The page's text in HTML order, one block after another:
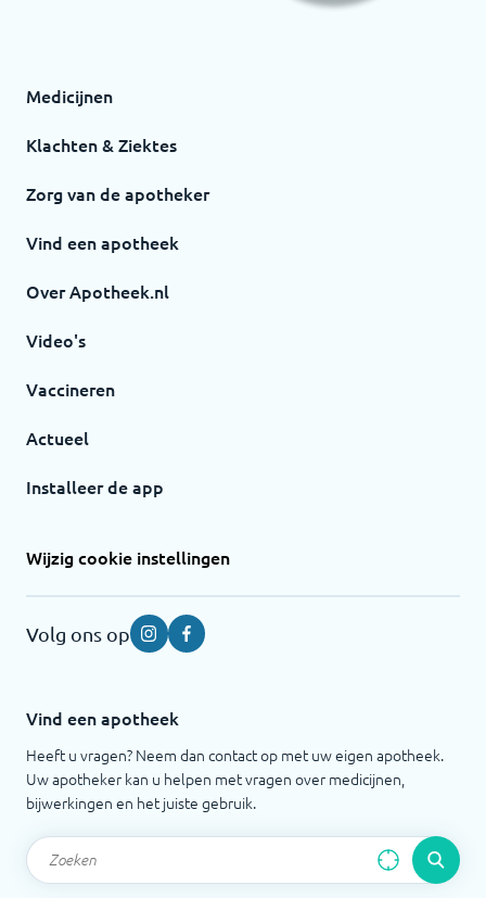
Medicijnen
Klachten & Ziektes
Zorg van de apotheker
Vind een apotheek
Over Apotheek.nl
Video's
Vaccineren
Actueel
Installeer de app
Wijzig cookie instellingen
Volg ons op InstagramFacebook
Vind een apotheek
Heeft u vragen? Neem dan contact op met uw eigen apotheek.
Uw apotheker kan u helpen met vragen over medicijnen,
bijwerkingen en het juiste gebruik.